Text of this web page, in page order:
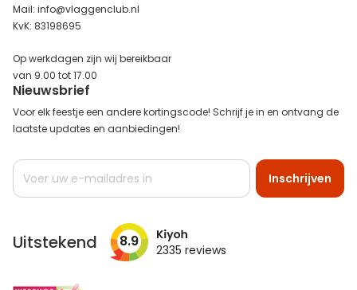
Mail: info@vlaggenclub.nl
KvK: 83198695
Op werkdagen zijn wij bereikbaar
van 9.00 tot 17.00
Nieuwsbrief
Voor elk feestje een andere kortingscode! Schrijf je in en ontvang de
laatste updates en aanbiedingen!
Abonneer
op
Inschrijven
Uitstekend 8.9 2335 reviews